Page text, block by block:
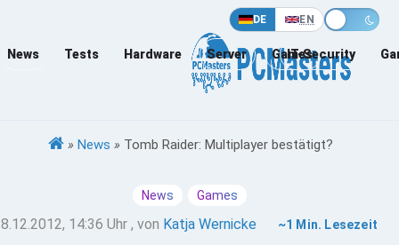
DE EN
News Tests Hardware Server Games
IT-Security
» News » Tomb Raider: Multiplayer bestätigt?
News Games
14:36 Uhr , von Katja Wernicke ~1 Min. Lesezeit